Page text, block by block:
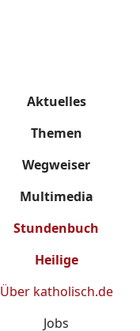
Aktuelles
Themen
Wegweiser
Multimedia
Stundenbuch
Heilige
Über katholisch.de
Jobs